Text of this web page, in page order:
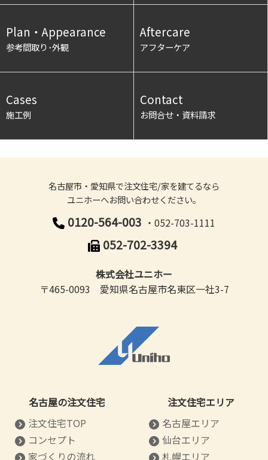
Plan・Appearance
参考間取り･外観
Aftercare
アフターケア
Cases
施工例
Contact
お問合せ・資料請求
名古屋市・愛知県で注文住宅/家を建てるなら
ユニホーへお問い合わせください。
0120-564-003 ・052-703-1111
052-702-3394
株式会社ユニホー
〒465-0093 愛知県名古屋市名東区一社3-7
名古屋の注文住宅
注文住宅TOP
コンセプト
家づくりの流れ
注文住宅エリア
名古屋エリア
仙台エリア
札幌エリア